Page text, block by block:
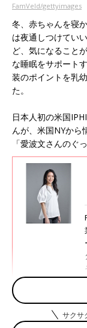
FamVeld/gettyimages
冬、赤ちゃんを寝
は夜通しつけてい
ど、気になること
な睡眠をサポート
装のポイントを乳
た。
日本人初の米国
んが、米国NYか
「愛波文さんのぐ
サクサ